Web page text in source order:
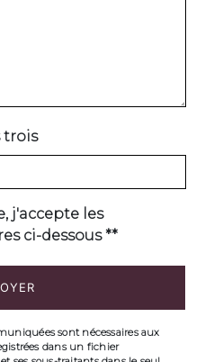
trois
j'accepte les
ci-dessous **
sont nécessaires aux
dans un fichier